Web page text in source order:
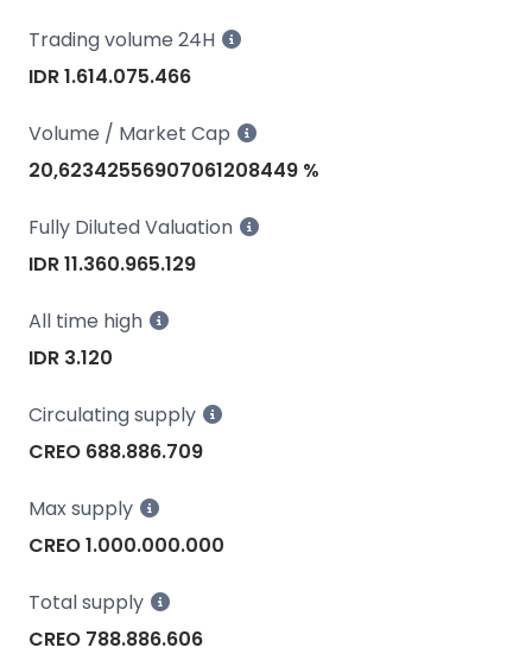
Trading volume 24H
IDR 1.614.075.466
Volume / Market Cap
20,62342556907061208449 %
Fully Diluted Valuation
IDR 11.360.965.129
All time high
IDR 3.120
Circulating supply
CREO 688.886.709
Max supply
CREO 1.000.000.000
Total supply
CREO 788.886.606